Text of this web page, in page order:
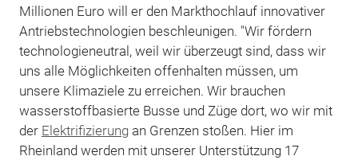
Millionen Euro will er den Markthochlauf innovativer
Antriebstechnologien beschleunigen. "Wir fördern
technologieneutral, weil wir überzeugt sind, dass wir
uns alle Möglichkeiten offenhalten müssen, um
unsere Klimaziele zu erreichen. Wir brauchen
wasserstoffbasierte Busse und Züge dort, wo wir mit
der Elektrifizierungan Grenzen stoßen. Hier im
Rheinland werden mit unserer Unterstützung 17